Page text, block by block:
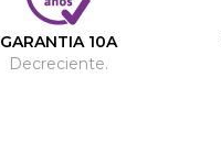
GARANTIA 10A
Decreciente.